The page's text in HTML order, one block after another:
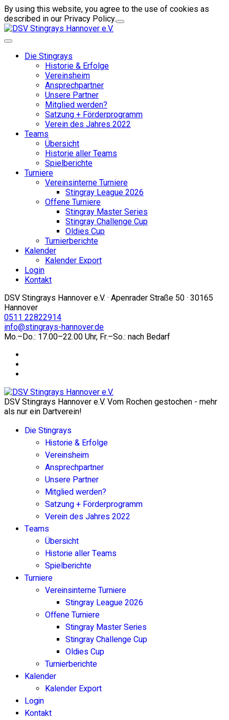
By using this website, you agree to the use of cookies as
described in our Privacy Policy.
Die Stingrays
Historie & Erfolge
Vereinsheim
Ansprechpartner
Unsere Partner
Mitglied werden?
Satzung + Förderprogramm
Verein des Jahres 2022
Teams
Übersicht
Historie aller Teams
Spielberichte
Turniere
Vereinsinterne Turniere
Stingray League 2026
Offene Turniere
Stingray Master Series
Stingray Challenge Cup
Oldies Cup
Turnierberichte
Kalender
Kalender Export
Login
Kontakt
DSV Stingrays Hannover e.V. · Apenrader Straße 50 · 30165
Hannover
0511 22822914
info@stingrays-hannover.de
Mo.–Do.: 17.00–22.00 Uhr, Fr.–So.: nach Bedarf
DSV Stingrays Hannover e.V. Vom Rochen gestochen - mehr
als nur ein Dartverein!
Die Stingrays
Historie & Erfolge
Vereinsheim
Ansprechpartner
Unsere Partner
Mitglied werden?
Satzung + Förderprogramm
Verein des Jahres 2022
Teams
Übersicht
Historie aller Teams
Spielberichte
Turniere
Vereinsinterne Turniere
Stingray League 2026
Offene Turniere
Stingray Master Series
Stingray Challenge Cup
Oldies Cup
Turnierberichte
Kalender
Kalender Export
Login
Kontakt